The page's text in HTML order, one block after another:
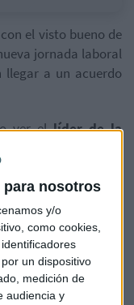
nosotros
y/o
como cookies,
un dispositivo
medición de
audiencia y
el visto bueno de
jornada laboral
llegar a un acuerdo
ver ellíder de la
propuesta del
de ayudas
millones de euros
trabajadores de los
limpieza y
propuesta va en